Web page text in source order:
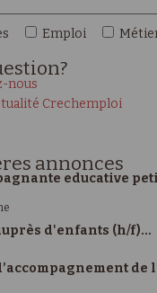
Emploi
nous
Crechemploi
annonces
educative
d'enfants (h/f)...
de